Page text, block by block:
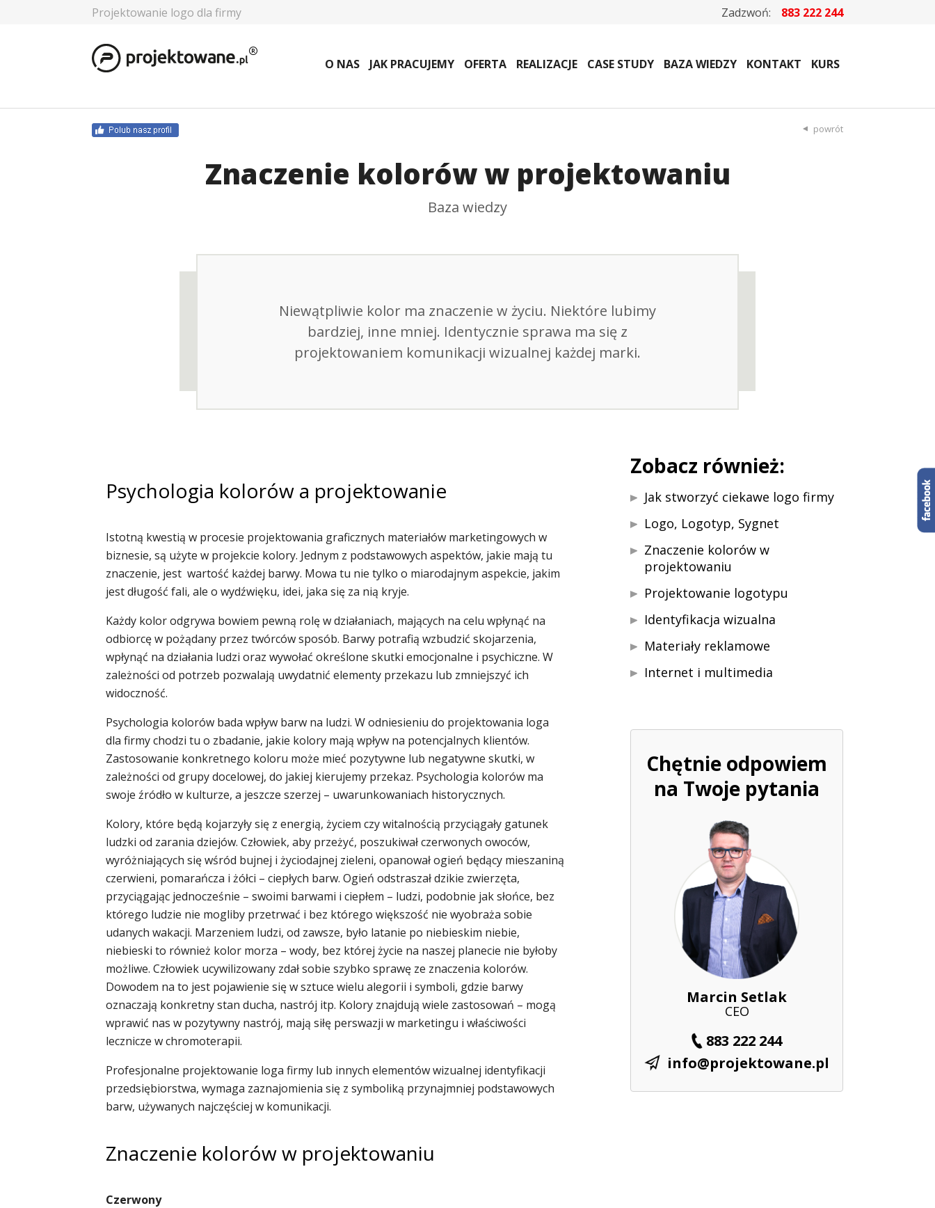
Projektowanie logo dla firmy Zadzwoń: 883 222 244
O NAS JAK PRACUJEMY OFERTA REALIZACJE CASE STUDY BAZA WIEDZY KONTAKT KURS
powrót
Znaczenie kolorów w projektowaniu
Baza wiedzy
Niewątpliwie kolor ma znaczenie w życiu. Niektóre lubimy
bardziej, inne mniej. Identycznie sprawa ma się z
projektowaniem komunikacji wizualnej każdej marki.
Psychologia kolorów a projektowanie
Istotną kwestią w procesie projektowania graficznych materiałów marketingowych w
biznesie, są użyte w projekcie kolory. Jednym z podstawowych aspektów, jakie mają tu
znaczenie, jest wartość każdej barwy. Mowa tu nie tylko o miarodajnym aspekcie, jakim
jest długość fali, ale o wydźwięku, idei, jaka się za nią kryje.
Każdy kolor odgrywa bowiem pewną rolę w działaniach, mających na celu wpłynąć na
odbiorcę w pożądany przez twórców sposób. Barwy potrafią wzbudzić skojarzenia,
wpłynąć na działania ludzi oraz wywołać określone skutki emocjonalne i psychiczne. W
zależności od potrzeb pozwalają uwydatnić elementy przekazu lub zmniejszyć ich
widoczność.
Psychologia kolorów bada wpływ barw na ludzi. W odniesieniu do projektowania loga
dla firmy chodzi tu o zbadanie, jakie kolory mają wpływ na potencjalnych klientów.
Zastosowanie konkretnego koloru może mieć pozytywne lub negatywne skutki, w
zależności od grupy docelowej, do jakiej kierujemy przekaz. Psychologia kolorów ma
swoje źródło w kulturze, a jeszcze szerzej – uwarunkowaniach historycznych.
Kolory, które będą kojarzyły się z energią, życiem czy witalnością przyciągały gatunek
ludzki od zarania dziejów. Człowiek, aby przeżyć, poszukiwał czerwonych owoców,
wyróżniających się wśród bujnej i życiodajnej zieleni, opanował ogień będący mieszaniną
czerwieni, pomarańcza i żółci – ciepłych barw. Ogień odstraszał dzikie zwierzęta,
przyciągając jednocześnie – swoimi barwami i ciepłem – ludzi, podobnie jak słońce, bez
którego ludzie nie mogliby przetrwać i bez którego większość nie wyobraża sobie
udanych wakacji. Marzeniem ludzi, od zawsze, było latanie po niebieskim niebie,
niebieski to również kolor morza – wody, bez której życie na naszej planecie nie byłoby
możliwe. Człowiek ucywilizowany zdał sobie szybko sprawę ze znaczenia kolorów.
Dowodem na to jest pojawienie się w sztuce wielu alegorii i symboli, gdzie barwy
oznaczają konkretny stan ducha, nastrój itp. Kolory znajdują wiele zastosowań – mogą
wprawić nas w pozytywny nastrój, mają siłę perswazji w marketingu i właściwości
lecznicze w chromoterapii.
Profesjonalne projektowanie loga firmy lub innych elementów wizualnej identyfikacji
przedsiębiorstwa, wymaga zaznajomienia się z symboliką przynajmniej podstawowych
barw, używanych najczęściej w komunikacji.
Znaczenie kolorów w projektowaniu
Czerwony
Zobacz również:
Jak stworzyć ciekawe logo firmy
Logo, Logotyp, Sygnet
Znaczenie kolorów w
projektowaniu
Projektowanie logotypu
Identyfikacja wizualna
Materiały reklamowe
Internet i multimedia
Chętnie odpowiem
na Twoje pytania
Marcin Setlak
CEO
883 222 244
info@projektowane.pl